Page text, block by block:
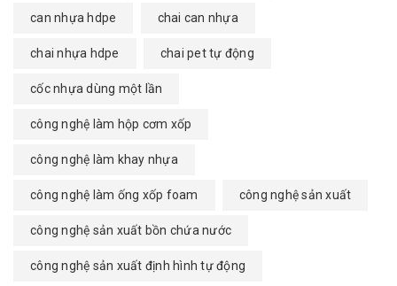
can nhựa hdpe chai can nhựa
chai nhựa hdpe chai pet tự động
cốc nhựa dùng một lần
công nghệ làm hộp cơm xốp
công nghệ làm khay nhựa
công nghệ làm ống xốp foam công nghệ sản xuất
công nghệ sản xuất bồn chứa nước
công nghệ sản xuất định hình tự động